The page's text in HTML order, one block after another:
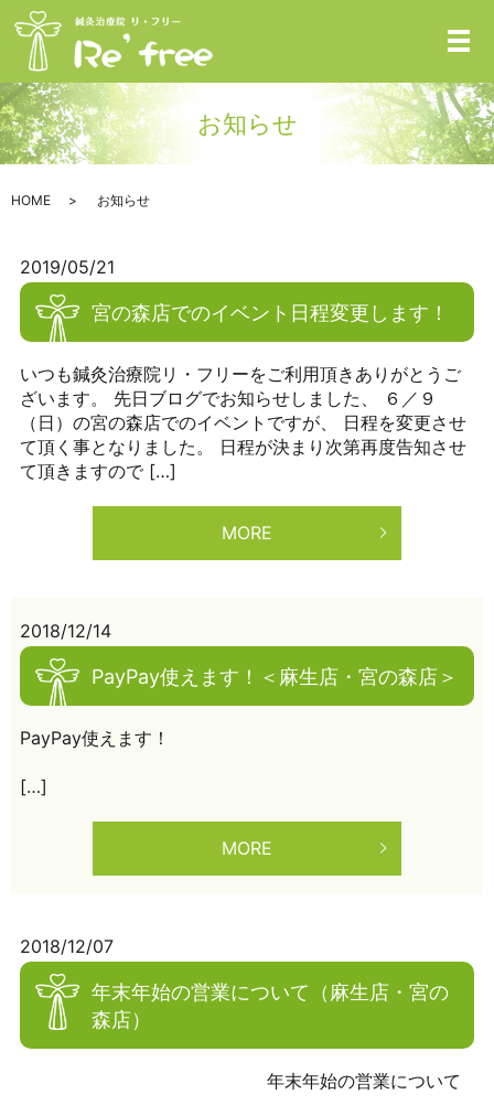
メ
お知らせ
HOME お知らせ
2019/05/21
宮の森店でのイベント日程変更します！
いつも鍼灸治療院リ・フリーをご利用頂きありがとうご
ざいます。 先日ブログでお知らせしました、 ６／９
（日）の宮の森店でのイベントですが、 日程を変更させ
て頂く事となりました。 日程が決まり次第再度告知させ
て頂きますので […]
MORE
2018/12/14
PayPay使えます！＜麻生店・宮の森店＞
PayPay使えます！
[…]
MORE
2018/12/07
年末年始の営業について（麻生店・宮の
森店）
年末年始の営業について